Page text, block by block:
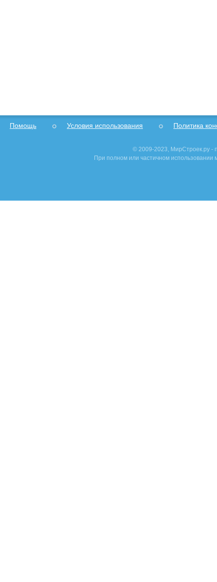
Помощь Условия использования Политика
© 2009-2023, МирСтроек.ру -
При полном или частичном использовании